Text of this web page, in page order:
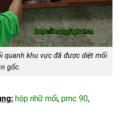
quanh khu vực đã được diệt mối
gốc.
hộp nhữ mối, pmc 90,